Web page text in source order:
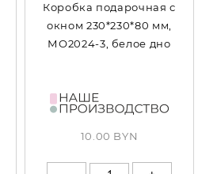
Коробка подарочная с
окном 230*230*80 мм,
МО2024-3, белое дно
10.00 BYN